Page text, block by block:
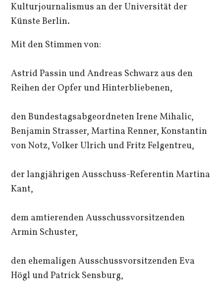
Kulturjournalismus an der Universität der
Künste Berlin.
Mit den Stimmen von:
Astrid Passin und Andreas Schwarz aus den
Reihen der Opfer und Hinterbliebenen,
den Bundestagsabgeordneten Irene Mihalic,
Benjamin Strasser, Martina Renner, Konstantin
von Notz, Volker Ulrich und Fritz Felgentreu,
der langjährigen Ausschuss-Referentin Martina
Kant,
dem amtierenden Ausschussvorsitzenden
Armin Schuster,
den ehemaligen Ausschussvorsitzenden Eva
Högl und Patrick Sensburg,